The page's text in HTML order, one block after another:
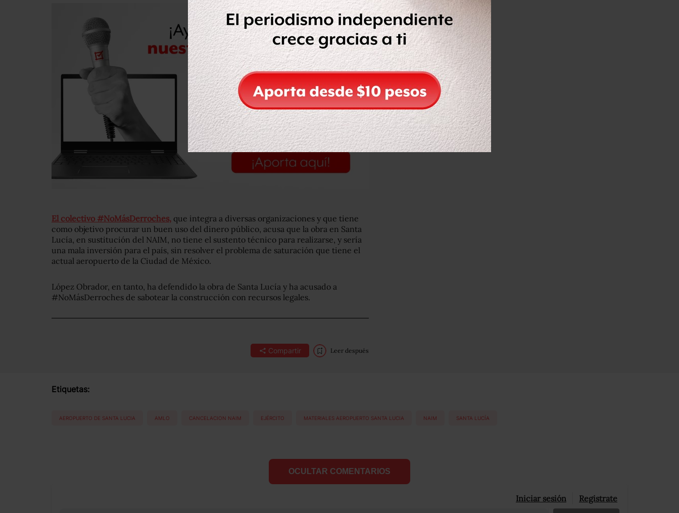
El colectivo #NoMásDerroches, que integra a diversas organizaciones y que tiene
como objetivo procurar un buen uso del dinero público, acusa que la obra en Santa
Lucía, en sustitución del NAIM, no tiene el sustento técnico para realizarse, y sería
una mala inversión para el país, sin resolver el problema de saturación que tiene el
actual aeropuerto de la Ciudad de México.
López Obrador, en tanto, ha defendido la obra de Santa Lucía y ha acusado a
#NoMásDerroches de sabotear la construcción con recursos legales.
Compartir Leer después
Etiquetas:
AEROPUERTO DE SANTA LUCIA AMLO CANCELACION NAIM EJÉRCITO MATERIALES AEROPUERTO SANTA LUCIA NAIM SANTA LUCÍA
OCULTAR COMENTARIOS
Iniciar sesión Registrate